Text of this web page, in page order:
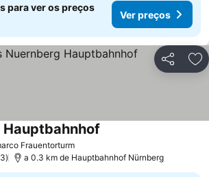
para ver os preços
Ver preços
Partilhar
FrauentorturmVer preços
Hauptbahnhof
a 0.3 km de Hauptbahnhof Nürnberg